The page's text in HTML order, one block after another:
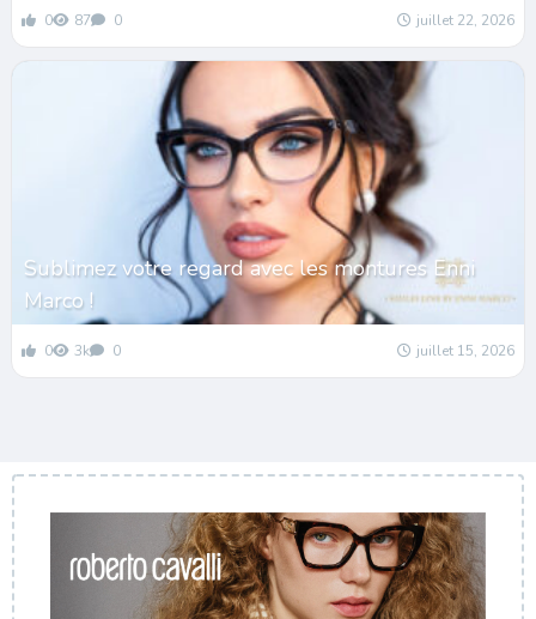
0 87 0 juillet 22, 2026
Sublimez votre regard avec les montures Enni
Marco !
0 3k 0 juillet 15, 2026